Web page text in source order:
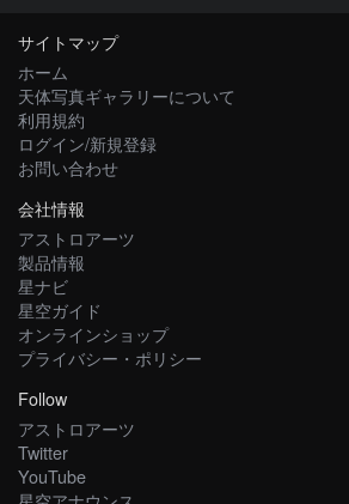
サイトマップ
ホーム
天体写真ギャラリーについて
利用規約
ログイン/新規登録
お問い合わせ
会社情報
アストロアーツ
製品情報
星ナビ
星空ガイド
オンラインショップ
プライバシー・ポリシー
Follow
アストロアーツ
Twitter
YouTube